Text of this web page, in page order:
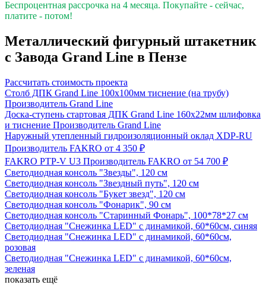
Беспроцентная рассрочка на 4 месяца. Покупайте - сейчас,
платите - потом!
Металлический фигурный штакетник
с Завода Grand Line в Пензе
Рассчитать стоимость проекта
Столб ДПК Grand Line 100х100мм тиснение (на трубу)
Производитель Grand Line
Доска-ступень стартовая ДПК Grand Line 160х22мм шлифовка
и тиснение Производитель Grand Line
Наружный утепленный гидроизоляционный оклад XDP-RU
Производитель FAKRO от 4 350 ₽
FAKRO PTP-V U3 Производитель FAKRO от 54 700 ₽
Светодиодная консоль "Звезды", 120 см
Светодиодная консоль "Звездный путь", 120 см
Светодиодная консоль "Букет звезд", 120 см
Светодиодная консоль "Фонарик", 90 см
Светодиодная консоль "Старинный Фонарь", 100*78*27 см
Светодиодная "Снежинка LED" с динамикой, 60*60см, синяя
Светодиодная "Снежинка LED" с динамикой, 60*60см,
розовая
Светодиодная "Снежинка LED" с динамикой, 60*60см,
зеленая
показать ещё